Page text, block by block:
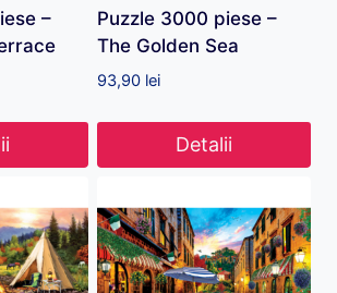
–
Puzzle 3000 piese –
The Golden Sea
93,90 lei
Detalii